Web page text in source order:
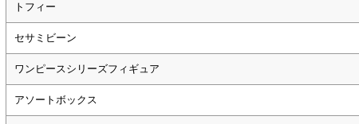
トフィー
セサミビーン
ワンピースシリーズフィギュア
アソートボックス